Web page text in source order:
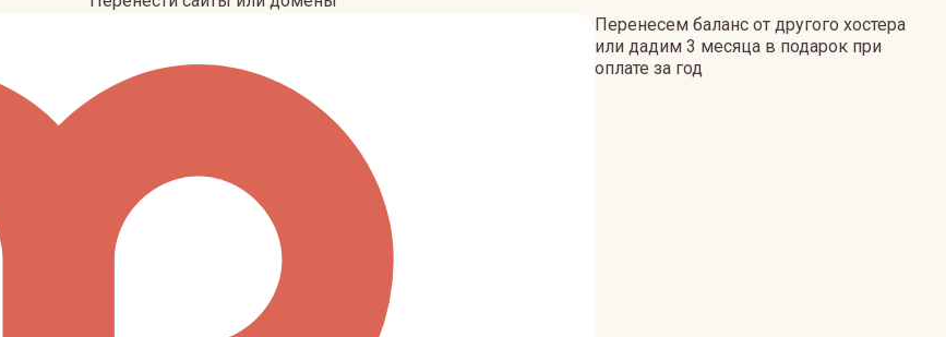
Перенесем баланс от другого хостера
или дадим 3 месяца в подарок при
оплате за год